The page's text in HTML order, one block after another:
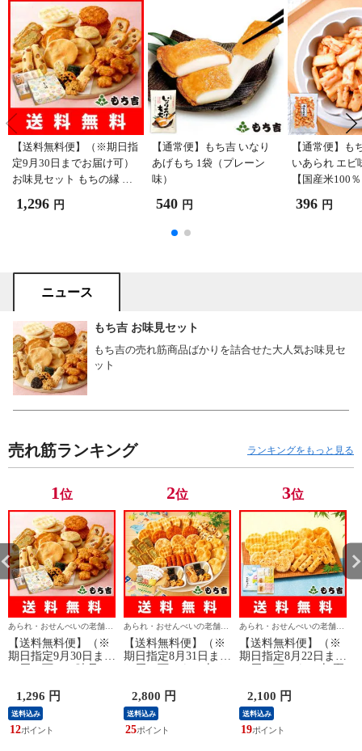
【送料無料便】（※期日指
定9月30日までお届け可）
お味見セット もちの縁 味
［※お味見セットのみのご
1,296 円
【通常便】もち吉 いなり
あげもち 1袋（プレーン
味）
540 円
【通常便】も
いあられ エビ
【国産米100
396 円
ニュース
もち吉 お味見セット
もち吉の売れ筋商品ばかりを詰合せた大人気お味見セ
ット
売れ筋ランキング ランキングをもっと見る
1位
あられ・おせんべいの老舗
もち吉
【送料無料便】（※
期日指定9月30日まで
どか (商品カタログ
入り)［※お味見セッ
トのみのご注文の場
合、代金引換はでき
1,296 円
送料込み
12
2位
あられ・おせんべいの老舗
もち吉
【送料無料便】（※
期日指定8月31日まで
【10種類45袋】
2,800 円
送料込み
25
3位
あられ・おせんべいの老舗
もち吉
【送料無料便】（※
期日指定8月22日まで
米100％ 5種22袋 お
中元】
2,100 円
送料込み
19